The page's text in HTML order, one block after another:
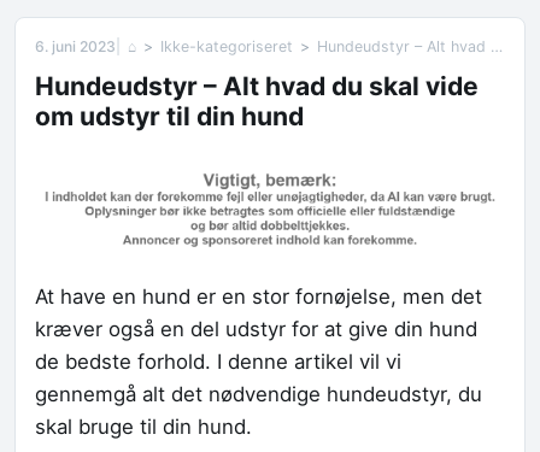
6. juni 2023 ⌂ Ikke-kategoriseret Hundeudstyr – Alt hvad du skal vide om udstyr til din hund
Hundeudstyr – Alt hvad du skal vide
om udstyr til din hund
At have en hund er en stor fornøjelse, men det
kræver også en del udstyr for at give din hund
de bedste forhold. I denne artikel vil vi
gennemgå alt det nødvendige hundeudstyr, du
skal bruge til din hund.